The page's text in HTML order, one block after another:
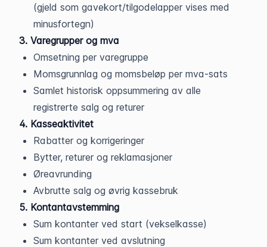
(gjeld som gavekort/tilgodelapper vises med
minusfortegn)
3. Varegrupper og mva
Omsetning per varegruppe
Momsgrunnlag og momsbeløp per mva-sats
Samlet historisk oppsummering av alle
registrerte salg og returer
4. Kasseaktivitet
Rabatter og korrigeringer
Bytter, returer og reklamasjoner
Øreavrunding
Avbrutte salg og øvrig kassebruk
5. Kontantavstemming
Sum kontanter ved start (vekselkasse)
Sum kontanter ved avslutning